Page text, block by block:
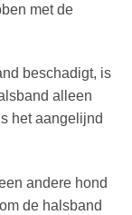
met de
beschadigt, is
alleen
het aangelijnd
andere hond
de halsband